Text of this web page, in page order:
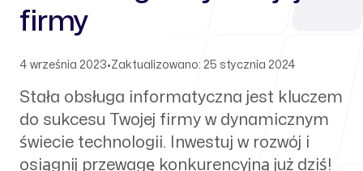
firmy
4 września 2023•Zaktualizowano: 25 stycznia 2024
Stała obsługa informatyczna jest kluczem
do sukcesu Twojej firmy w dynamicznym
świecie technologii. Inwestuj w rozwój i
osiągnij przewagę konkurencyjną już dziś!